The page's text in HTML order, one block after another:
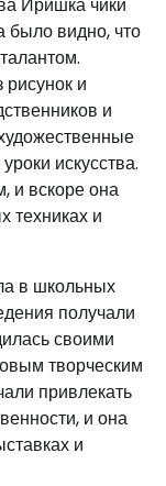
Иришка чики
было видно, что
и
и
искусства.
и вскоре она
техниках и
в школьных
получали
своими
творческим
привлекать
и она
и